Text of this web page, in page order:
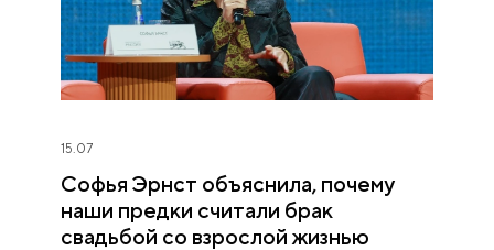
15.07
Софья Эрнст объяснила, почему
наши предки считали брак
свадьбой со взрослой жизнью